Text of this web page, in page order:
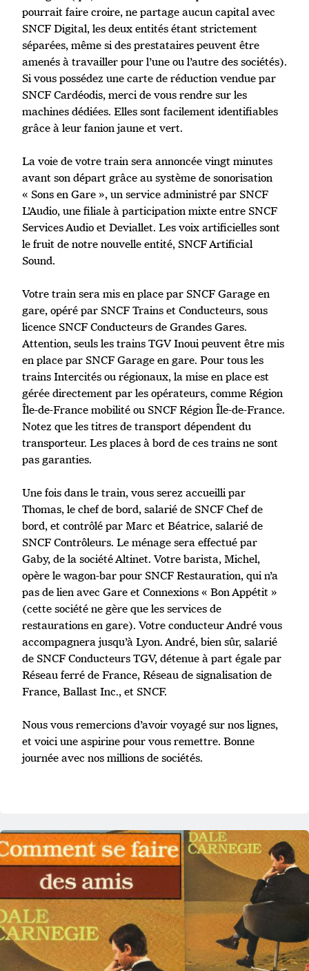
pourrait faire croire, ne partage aucun capital avec
SNCF Digital, les deux entités étant strictement
séparées, même si des prestataires peuvent être
amenés à travailler pour l’une ou l’autre des sociétés).
Si vous possédez une carte de réduction vendue par
SNCF Cardéodis, merci de vous rendre sur les
machines dédiées. Elles sont facilement identifiables
grâce à leur fanion jaune et vert.
La voie de votre train sera annoncée vingt minutes
avant son départ grâce au système de sonorisation
« Sons en Gare », un service administré par SNCF
L’Audio, une filiale à participation mixte entre SNCF
Services Audio et Deviallet. Les voix artificielles sont
le fruit de notre nouvelle entité, SNCF Artificial
Sound.
Votre train sera mis en place par SNCF Garage en
gare, opéré par SNCF Trains et Conducteurs, sous
licence SNCF Conducteurs de Grandes Gares.
Attention, seuls les trains TGV Inoui peuvent être mis
en place par SNCF Garage en gare. Pour tous les
trains Intercités ou régionaux, la mise en place est
gérée directement par les opérateurs, comme Région
Île-de-France mobilité ou SNCF Région Île-de-France.
Notez que les titres de transport dépendent du
transporteur. Les places à bord de ces trains ne sont
pas garanties.
Une fois dans le train, vous serez accueilli par
Thomas, le chef de bord, salarié de SNCF Chef de
bord, et contrôlé par Marc et Béatrice, salarié de
SNCF Contrôleurs. Le ménage sera effectué par
Gaby, de la société Altinet. Votre barista, Michel,
opère le wagon-bar pour SNCF Restauration, qui n’a
pas de lien avec Gare et Connexions « Bon Appétit »
(cette société ne gère que les services de
restaurations en gare). Votre conducteur André vous
accompagnera jusqu’à Lyon. André, bien sûr, salarié
de SNCF Conducteurs TGV, détenue à part égale par
Réseau ferré de France, Réseau de signalisation de
France, Ballast Inc., et SNCF.
Nous vous remercions d’avoir voyagé sur nos lignes,
et voici une aspirine pour vous remettre. Bonne
journée avec nos millions de sociétés.